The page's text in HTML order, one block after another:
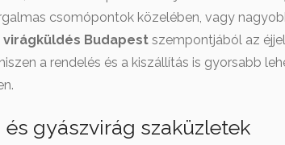
csomópontok közelében, vagy
virágküldés Budapest szempontjából az
a rendelés és a kiszállítás is gyorsabb
és gyászvirág szaküzletek